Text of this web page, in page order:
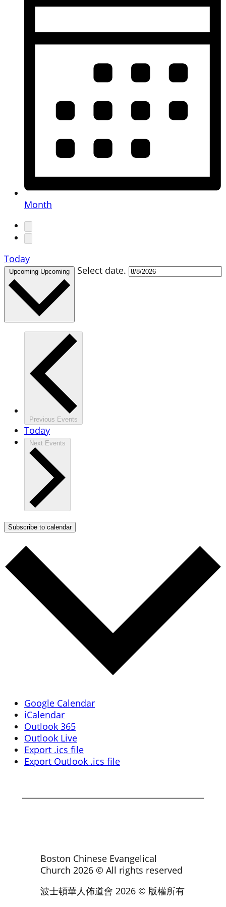
Month
Today
Upcoming Upcoming Select date.
Previous Events
Today
Next Events
Subscribe to calendar
Google Calendar
iCalendar
Outlook 365
Outlook Live
Export .ics file
Export Outlook .ics file
Boston Chinese Evangelical
Church 2026© All rights reserved
波士頓華人佈道會 2026© 版權所有